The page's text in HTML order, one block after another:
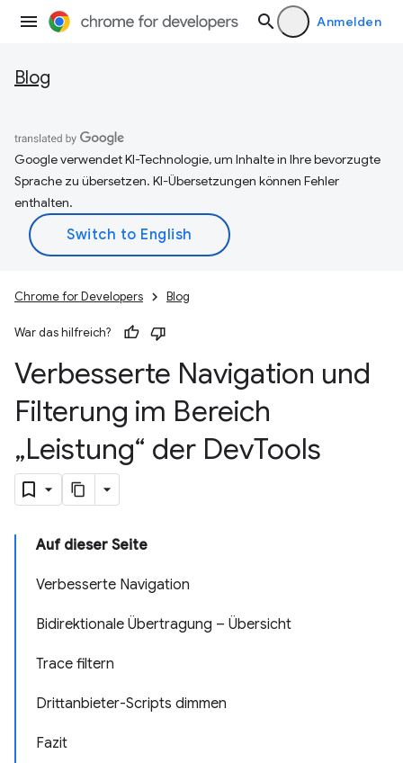
Anmelden
Blog
Google verwendet KI-Technologie, um Inhalte in Ihre bevorzugte
Sprache zu übersetzen. KI-Übersetzungen können Fehler
enthalten.
Chrome for Developers Blog
War das hilfreich?
Verbesserte Navigation und
Filterung im Bereich
„Leistung“ der DevTools
Auf dieser Seite
Verbesserte Navigation
Bidirektionale Übertragung – Übersicht
Trace filtern
Drittanbieter-Scripts dimmen
Fazit